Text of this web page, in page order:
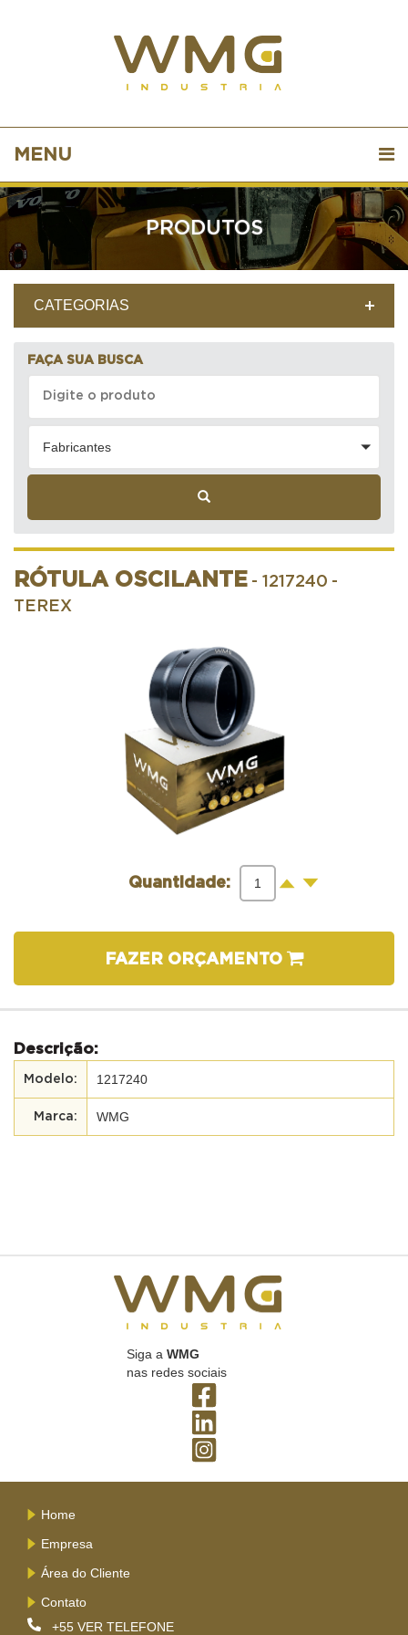
MENU
PRODUTOS
CATEGORIAS
FAÇA SUA BUSCA
Fabricantes
RÓTULA OSCILANTE - 1217240 -
TEREX
Quantidade: + -
FAZER ORÇAMENTO
Descrição:
1217240
WMG
Siga a WMG
nas redes sociais
Home
Empresa
Área do Cliente
Contato
+55 VER TELEFONE